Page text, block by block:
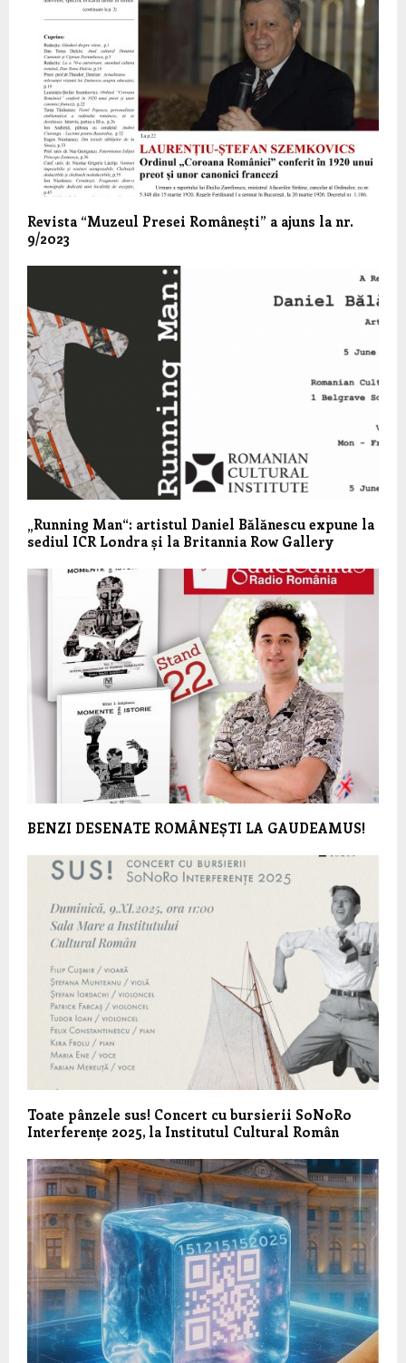
Revista “Muzeul Presei Românești” a ajuns la nr.
9/2023
„Running Man“: artistul Daniel Bălănescu expune la
sediul ICR Londra și la Britannia Row Gallery
BENZI DESENATE ROMÂNEȘTI LA GAUDEAMUS!
Toate pânzele sus! Concert cu bursierii SoNoRo
Interferențe 2025, la Institutul Cultural Român